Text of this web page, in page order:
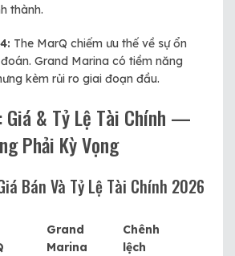
thành.
The MarQ chiếm ưu thế về sự ổn
Grand Marina có tiềm năng
kèm rủi ro giai đoạn đầu.
Giá & Tỷ Lệ Tài Chính —
Phải Kỳ Vọng
Bán Và Tỷ Lệ Tài Chính 2026
Grand
Marina
Chênh
lệch